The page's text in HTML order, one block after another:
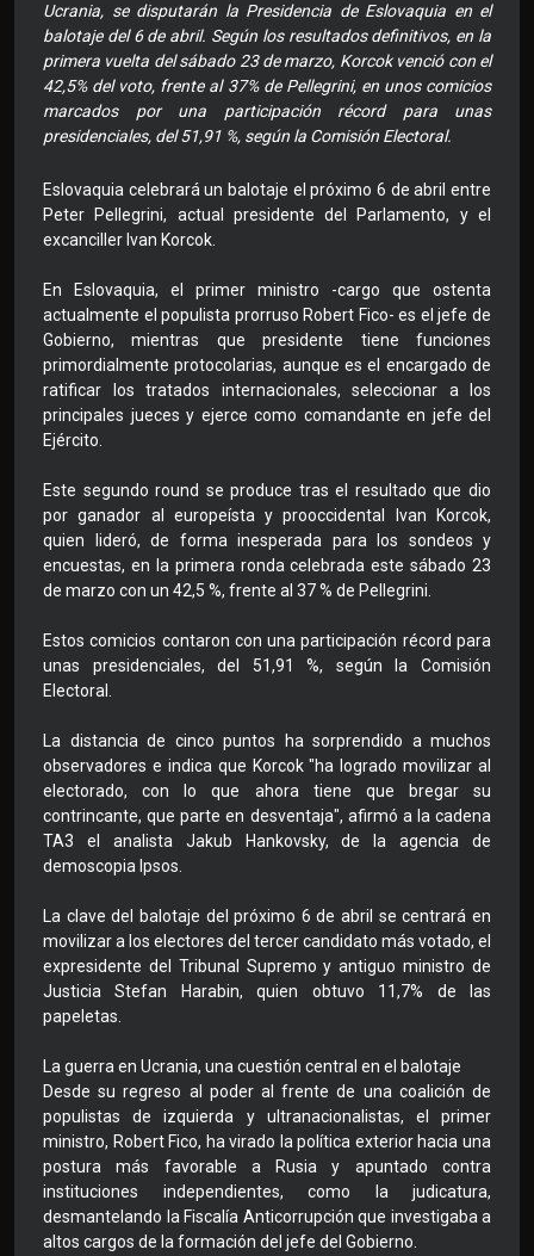
Ucrania, se disputarán la Presidencia de Eslovaquia en el
balotaje del 6 de abril. Según los resultados definitivos, en la
primera vuelta del sábado 23 de marzo, Korcok venció con el
42,5% del voto, frente al 37% de Pellegrini, en unos comicios
marcados por una participación récord para unas
presidenciales, del 51,91 %, según la Comisión Electoral.
Eslovaquia celebrará un balotaje el próximo 6 de abril entre
Peter Pellegrini, actual presidente del Parlamento, y el
excanciller Ivan Korcok.
En Eslovaquia, el primer ministro -cargo que ostenta
actualmente el populista prorruso Robert Fico- es el jefe de
Gobierno, mientras que presidente tiene funciones
primordialmente protocolarias, aunque es el encargado de
ratificar los tratados internacionales, seleccionar a los
principales jueces y ejerce como comandante en jefe del
Ejército.
Este segundo round se produce tras el resultado que dio
por ganador al europeísta y prooccidental Ivan Korcok,
quien lideró, de forma inesperada para los sondeos y
encuestas, en la primera ronda celebrada este sábado 23
de marzo con un 42,5 %, frente al 37 % de Pellegrini.
Estos comicios contaron con una participación récord para
unas presidenciales, del 51,91 %, según la Comisión
Electoral.
La distancia de cinco puntos ha sorprendido a muchos
observadores e indica que Korcok "ha logrado movilizar al
electorado, con lo que ahora tiene que bregar su
contrincante, que parte en desventaja", afirmó a la cadena
TA3 el analista Jakub Hankovsky, de la agencia de
demoscopia Ipsos.
La clave del balotaje del próximo 6 de abril se centrará en
movilizar a los electores del tercer candidato más votado, el
expresidente del Tribunal Supremo y antiguo ministro de
Justicia Stefan Harabin, quien obtuvo 11,7% de las
papeletas.
La guerra en Ucrania, una cuestión central en el balotaje
Desde su regreso al poder al frente de una coalición de
populistas de izquierda y ultranacionalistas, el primer
ministro, Robert Fico, ha virado la política exterior hacia una
postura más favorable a Rusia y apuntado contra
instituciones independientes, como la judicatura,
desmantelando la Fiscalía Anticorrupción que investigaba a
altos cargos de la formación del jefe del Gobierno.